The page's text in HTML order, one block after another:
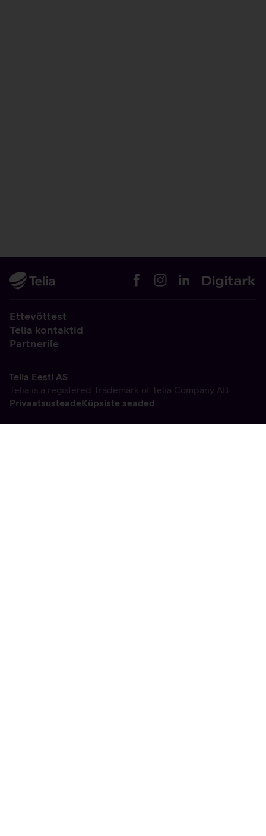
Ettevõttest
Telia kontaktid
Partnerile
Telia Eesti AS
Telia is a registered Trademark of Telia Company AB
PrivaatsusteadeKüpsiste seaded